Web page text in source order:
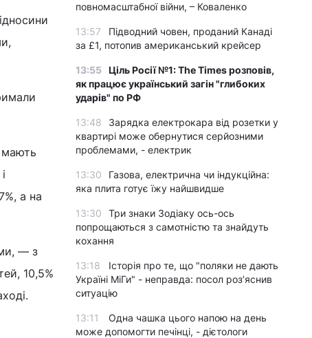
мають
а на
— з
10,5%
повномасштабної війни, – Коваленко
13:57
Підводний човен, проданий Канаді
за £1, потопив американський крейсер
13:55 Ціль Росії №1: The Times розповів,
як працює український загін "глибоких
ударів" по РФ
13:48
Зарядка електрокара від розетки у
квартирі може обернутися серйозними
проблемами, - електрик
13:30
Газова, електрична чи індукційна:
яка плита готує їжу найшвидше
13:30
Три знаки Зодіаку ось-ось
попрощаються з самотністю та знайдуть
кохання
13:18
Історія про те, що "поляки не дають
Україні МіГи" - неправда: посол роз’яснив
ситуацію
13:11
Одна чашка цього напою на день
може допомогти печінці, - дієтологи